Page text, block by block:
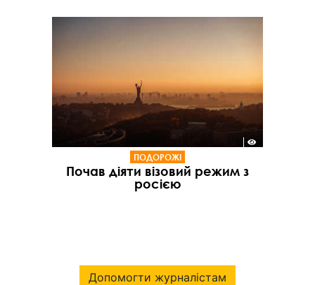
ПОДОРОЖІ
Почав діяти візовий режим з
росією
Допомогти журналістам